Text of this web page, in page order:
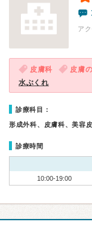
ア
皮膚科 皮膚
水ぶくれ
診療科目：
形成外科、皮膚科、美容
診療時間
10:00-19:00